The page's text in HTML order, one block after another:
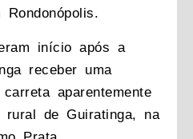
início após a
receber uma
aparentemente
rural de Guiratinga, na